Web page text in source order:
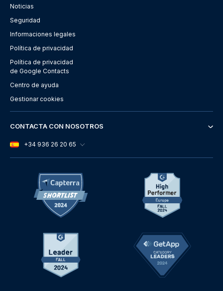
Noticias
Seguridad
Informaciones legales
Política de privacidad
Política de privacidad
de Google Contacts
Centro de ayuda
Gestionar cookies
CONTACTA CON NOSOTROS
+34 936 26 20 65